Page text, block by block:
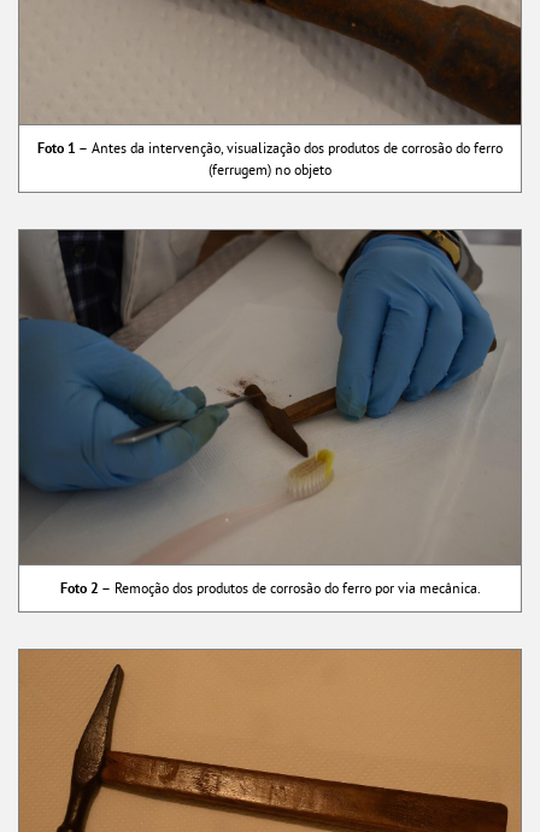
Foto 1 – Antes da intervenção, visualização dos produtos de corrosão do ferro
(ferrugem) no objeto
Foto 2 – Remoção dos produtos de corrosão do ferro por via mecânica.